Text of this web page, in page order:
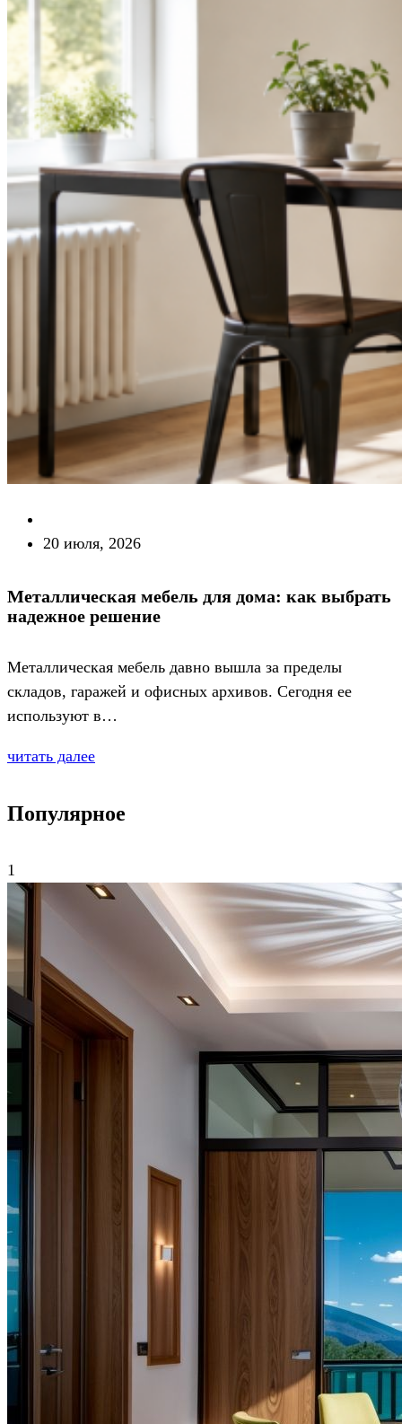
20 июля, 2026
Металлическая мебель для дома: как выбрать
надежное решение
Металлическая мебель давно вышла за пределы
складов, гаражей и офисных архивов. Сегодня ее
используют в…
читать далее
Популярное
1